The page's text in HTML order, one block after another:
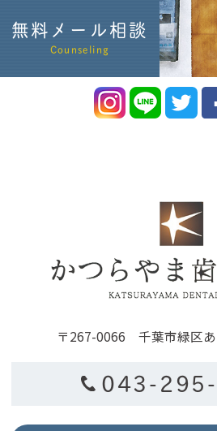
無料メール相談
Counseling
〒267-0066 千葉市緑区
043-